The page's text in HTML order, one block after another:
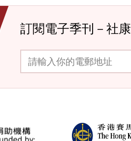
訂閱電子季刊－社
請輸入你的電郵地址